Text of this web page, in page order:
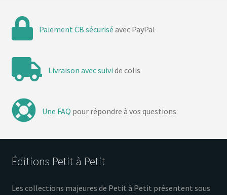
Paiement CB sécurisé avec PayPal
Livraison avec suivi de colis
Une FAQ pour répondre à vos questions
Éditions Petit à Petit
Les collections majeures de Petit à Petit présentent sous